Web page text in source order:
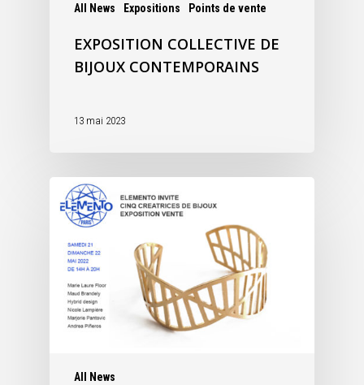
All News Expositions Points de vente
EXPOSITION COLLECTIVE DE
BIJOUX CONTEMPORAINS
13 mai 2023
All News